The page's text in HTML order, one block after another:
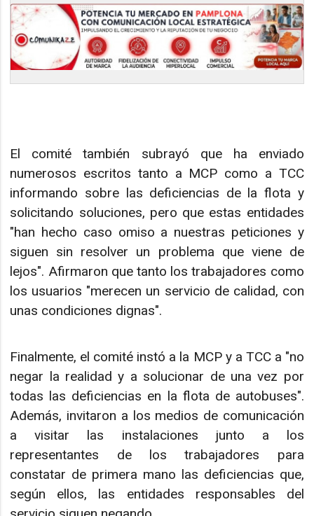
El comité también subrayó que ha enviado
numerosos escritos tanto a MCP como a TCC
informando sobre las deficiencias de la flota y
solicitando soluciones, pero que estas entidades
"han hecho caso omiso a nuestras peticiones y
siguen sin resolver un problema que viene de
lejos". Afirmaron que tanto los trabajadores como
los usuarios "merecen un servicio de calidad, con
unas condiciones dignas".
Finalmente, el comité instó a la MCP y a TCC a "no
negar la realidad y a solucionar de una vez por
todas las deficiencias en la flota de autobuses".
Además, invitaron a los medios de comunicación
a visitar las instalaciones junto a los
representantes de los trabajadores para
constatar de primera mano las deficiencias que,
según ellos, las entidades responsables del